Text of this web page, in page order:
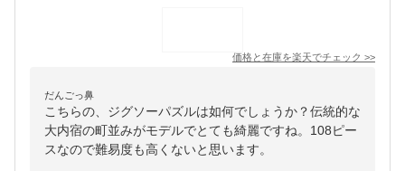
価格と在庫を楽天でチェック >>
だんごっ鼻
こちらの、ジグソーパズルは如何でしょうか？伝統的な
大内宿の町並みがモデルでとても綺麗ですね。108ピー
スなので難易度も高くないと思います。